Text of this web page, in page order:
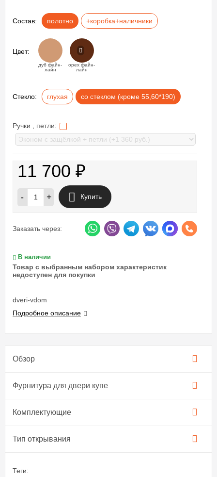
Состав: полотно +коробка+наличники
Цвет:
дуб файн-
лайн
орех файн-
лайн
Стекло: глухая со стеклом (кроме 55,60*190)
Ручки , петли:
11 700 ₽
- + Купить
Заказать через:
В наличии
Товар с выбранным набором характеристик
недоступен для покупки
dveri-vdom
Подробное описание
Обзор
Фурнитура для двери купе​
Комплектующие
Тип открывания
Теги: